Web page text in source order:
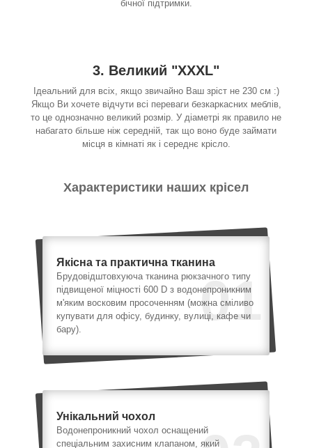
бічної підтримки.
3. Великий "XXXL"
Ідеальний для всіх, якщо звичайно Ваш зріст не 230 см :)
Якщо Ви хочете відчути всі переваги безкаркасних меблів,
то це однозначно великий розмір. У діаметрі як правило не
набагато більше ніж середній, так що воно буде займати
місця в кімнаті як і середнє крісло.
Характеристики наших крісел
01
Якісна та практична тканина
Брудовідштовхуюча тканина рюкзачного типу
підвищеної міцності 600 D з водонепроникним
м'яким восковим просоченням (можна сміливо
купувати для офісу, будинку, вулиці, кафе чи
бару).
Унікальний чохол
Водонепроникний чохол оснащений
спеціальним захисним клапаном, який